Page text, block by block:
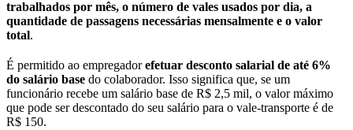
trabalhados por mês, o número de vales usados por dia, a
quantidade de passagens necessárias mensalmente e o valor
total.
É permitido ao empregadorefetuar desconto salarial de até 6%
do salário base do colaborador. Isso significa que, se um
funcionário recebe um salário base de R$ 2,5 mil, o valor máximo
que pode ser descontado do seu salário para o vale-transporte é de
R$ 150.